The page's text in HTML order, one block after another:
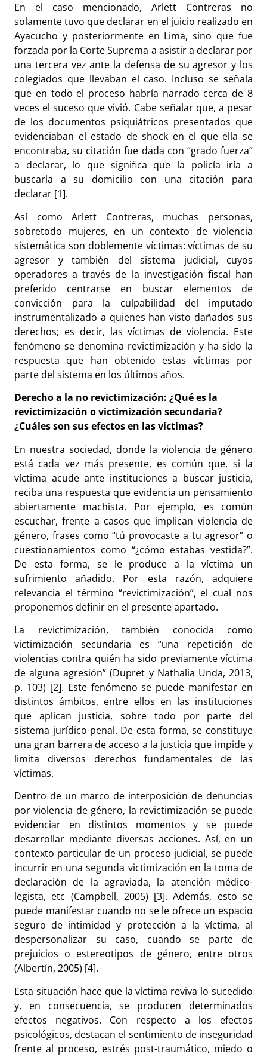
En el caso mencionado, Arlett Contreras no
solamente tuvo que declarar en el juicio realizado en
Ayacucho y posteriormente en Lima, sino que fue
forzada por la Corte Suprema a asistir a declarar por
una tercera vez ante la defensa de su agresor y los
colegiados que llevaban el caso. Incluso se señala
que en todo el proceso habría narrado cerca de 8
veces el suceso que vivió. Cabe señalar que, a pesar
de los documentos psiquiátricos presentados que
evidenciaban el estado de shock en el que ella se
encontraba, su citación fue dada con “grado fuerza”
a declarar, lo que significa que la policía iría a
buscarla a su domicilio con una citación para
declarar [1].
Así como Arlett Contreras, muchas personas,
sobretodo mujeres, en un contexto de violencia
sistemática son doblemente víctimas: víctimas de su
agresor y también del sistema judicial, cuyos
operadores a través de la investigación fiscal han
preferido centrarse en buscar elementos de
convicción para la culpabilidad del imputado
instrumentalizado a quienes han visto dañados sus
derechos; es decir, las víctimas de violencia. Este
fenómeno se denomina revictimización y ha sido la
respuesta que han obtenido estas víctimas por
parte del sistema en los últimos años.
Derecho a la no revictimización: ¿Qué es la
revictimización o victimización secundaria?
¿Cuáles son sus efectos en las víctimas?
En nuestra sociedad, donde la violencia de género
está cada vez más presente, es común que, si la
víctima acude ante instituciones a buscar justicia,
reciba una respuesta que evidencia un pensamiento
abiertamente machista. Por ejemplo, es común
escuchar, frente a casos que implican violencia de
género, frases como “tú provocaste a tu agresor” o
cuestionamientos como “¿cómo estabas vestida?”.
De esta forma, se le produce a la víctima un
sufrimiento añadido. Por esta razón, adquiere
relevancia el término “revictimización”, el cual nos
proponemos definir en el presente apartado.
La revictimización, también conocida como
victimización secundaria es “una repetición de
violencias contra quién ha sido previamente víctima
de alguna agresión” (Dupret y Nathalia Unda, 2013,
p. 103) [2]. Este fenómeno se puede manifestar en
distintos ámbitos, entre ellos en las instituciones
que aplican justicia, sobre todo por parte del
sistema jurídico-penal. De esta forma, se constituye
una gran barrera de acceso a la justicia que impide y
limita diversos derechos fundamentales de las
víctimas.
Dentro de un marco de interposición de denuncias
por violencia de género, la revictimización se puede
evidenciar en distintos momentos y se puede
desarrollar mediante diversas acciones. Así, en un
contexto particular de un proceso judicial, se puede
incurrir en una segunda victimización en la toma de
declaración de la agraviada, la atención médico-
legista, etc (Campbell, 2005) [3]. Además, esto se
puede manifestar cuando no se le ofrece un espacio
seguro de intimidad y protección a la víctima, al
despersonalizar su caso, cuando se parte de
prejuicios o estereotipos de género, entre otros
(Albertín, 2005) [4].
Esta situación hace que la víctima reviva lo sucedido
y, en consecuencia, se producen determinados
efectos negativos. Con respecto a los efectos
psicológicos, destacan el sentimiento de inseguridad
frente al proceso, estrés post-traumático, miedo o